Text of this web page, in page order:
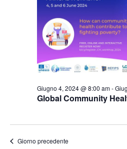
Global Community
Giugno 4, 2024 @ 8:00 am-
Giorno precedente